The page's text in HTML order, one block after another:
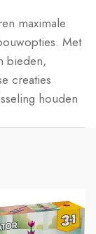
maximale
Met
bieden,
creaties
houden